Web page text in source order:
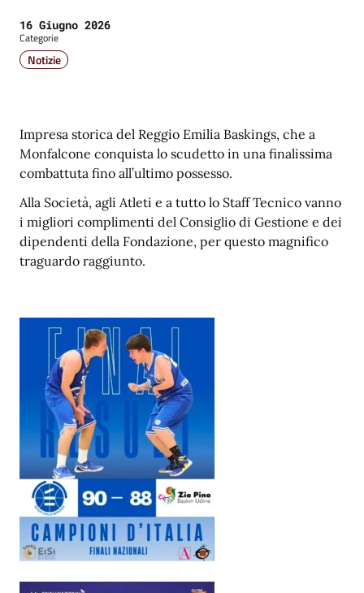
Data:
16 Giugno 2026
Categorie
Notizie
Impresa storica del Reggio Emilia Baskings, che a
Monfalcone conquista lo scudetto in una finalissima
combattuta fino all’ultimo possesso.
Alla Società, agli Atleti e a tutto lo Staff Tecnico vanno
i migliori complimenti del Consiglio di Gestione e dei
dipendenti della Fondazione, per questo magnifico
traguardo raggiunto.